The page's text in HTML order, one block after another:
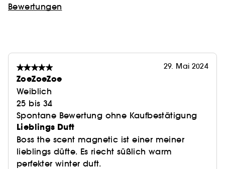
Bewertungen
29. Mai 2024
ZoeZoeZoe
Weiblich
25 bis 34
Spontane Bewertung ohne Kaufbestätigung
Lieblings Duft
Boss the scent magnetic ist einer meiner
lieblings düfte. Es riecht süßlich warm
perfekter winter duft.